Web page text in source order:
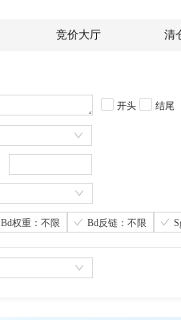
竞价大厅 清
开头 结尾
Bd权重：不限 Bd反链：不限